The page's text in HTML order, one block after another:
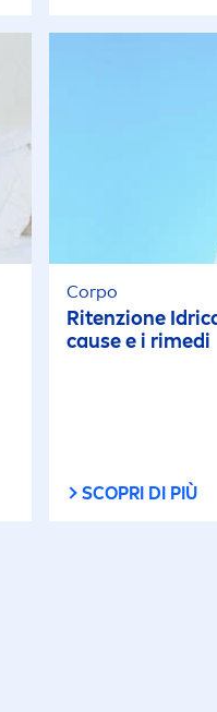
Corpo
Ritenzione
cause e i rimedi
SCOPRI DI PIÙ